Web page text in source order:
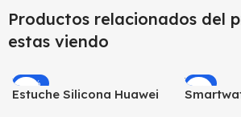
Productos relacionados del
estas viendo
-12%
Estuche Silicona Huawei
-9%